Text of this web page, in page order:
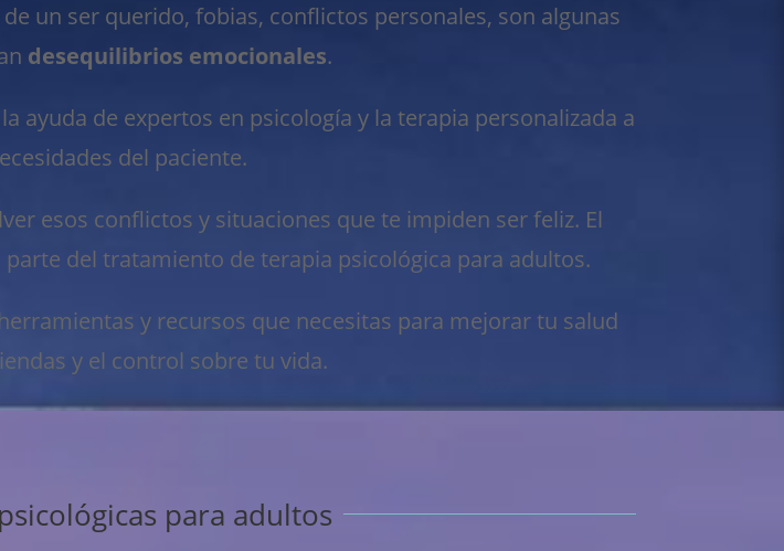
un ser querido, fobias, conflictos personales, son algunas
desequilibrios emocionales.
ayuda de expertos en psicología y la terapia personalizada a
del paciente.
esos conflictos y situaciones que te impiden ser feliz. El
del tratamiento de terapia psicológica para adultos.
y recursos que necesitas para mejorar tu salud
y el control sobre tu vida.
para adultos